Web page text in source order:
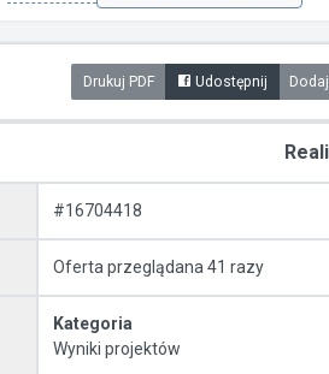
Drukuj PDF Udostępnij
#16704418
Oferta przeglądana 41 razy
Kategoria
Wyniki projektów